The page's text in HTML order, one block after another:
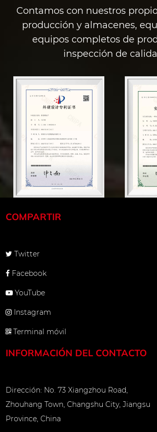
para comenzar fácilmente.
espero que podamos trabajar
mejorar cada vez más la vida de
diarias
de
de
de
ha
cuerda
360
para
Los
de
Contamos con nuestros
producción y almacenes,
equipos completos de
inspección de
COMPARTIR
Twitter
Facebook
YouTube
Instagram
Terminal móvil
INFORMACIÓN DEL CONTACTO
Dirección: No. 73 Xiangzhou Road,
Zhouhang Town, Changshu City, Jiangsu
Province, China